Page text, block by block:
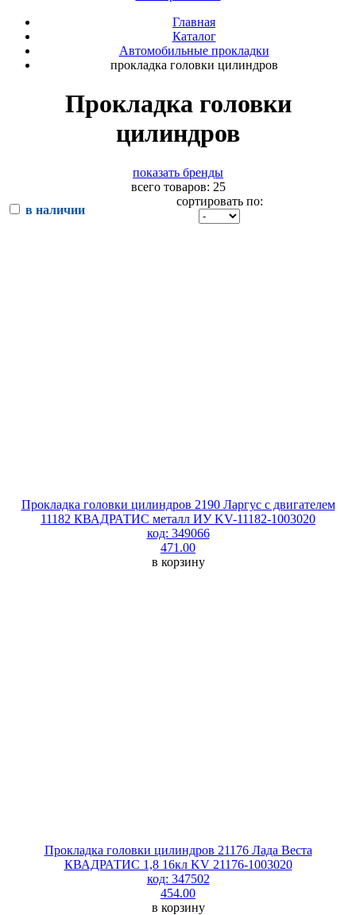
Главная
Каталог
Автомобильные прокладки
прокладка головки цилиндров
Прокладка головки
цилиндров
показать бренды
всего товаров: 25
в наличии
сортировать по:
Прокладка головки цилиндров 2190 Ларгус с двигателем
11182 КВАДРАТИС металл ИУ KV-11182-1003020
код: 349066
471.00
в корзину
Прокладка головки цилиндров 21176 Лада Веста
КВАДРАТИС 1,8 16кл KV 21176-1003020
код: 347502
454.00
в корзину